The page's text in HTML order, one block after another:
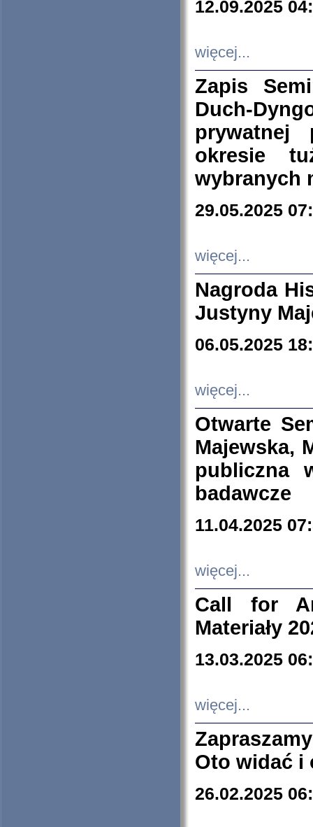
12.09.2025
więcej...
Zapis
Duch-
prywatnej
okresie
wybranych
29.05.2025
więcej...
Nagroda
Justyny
06.05.2025
więcej...
Otwarte
Majewska,
publiczna
badawcze
11.04.2025
więcej...
Call for
Materiały
13.03.2025
więcej...
Oto widać i
26.02.2025